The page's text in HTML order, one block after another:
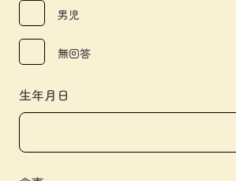
男児
無回答
生年月日